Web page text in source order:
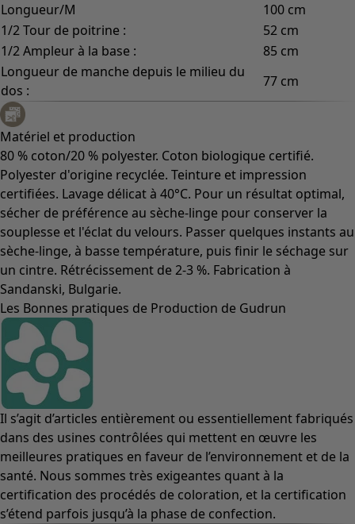
Longueur/M
100 cm
1/2 Tour de poitrine :
52 cm
1/2 Ampleur à la base :
85 cm
Longueur de manche depuis le milieu du
dos :
77 cm
Matériel et production
80 % coton/20 % polyester. Coton biologique certifié.
Polyester d'origine recyclée. Teinture et impression
certifiées. Lavage délicat à 40°C. Pour un résultat optimal,
sécher de préférence au sèche-linge pour conserver la
souplesse et l'éclat du velours. Passer quelques instants au
sèche-linge, à basse température, puis finir le séchage sur
un cintre. Rétrécissement de 2-3 %. Fabrication à
Sandanski, Bulgarie.
Les Bonnes pratiques de Production de Gudrun
Il s’agit d’articles entièrement ou essentiellement fabriqués
dans des usines contrôlées qui mettent en œuvre les
meilleures pratiques en faveur de l’environnement et de la
santé. Nous sommes très exigeantes quant à la
certification des procédés de coloration, et la certification
s’étend parfois jusqu’à la phase de confection.